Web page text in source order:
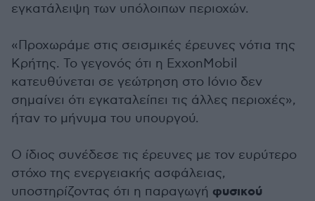
εγκατάλειψη των υπόλοιπων περιοχών.
«Προχωράμε στις σεισμικές έρευνες νότια της
Κρήτης. Το γεγονός ότι η ExxonMobil
κατευθύνεται σε γεώτρηση στο Ιόνιο δεν
σημαίνει ότι εγκαταλείπει τις άλλες περιοχές»,
ήταν το μήνυμα του υπουργού.
Ο ίδιος συνέδεσε τις έρευνες με τον ευρύτερο
στόχο της ενεργειακής ασφάλειας,
υποστηρίζοντας ότι η παραγωγή φυσικού